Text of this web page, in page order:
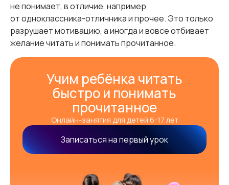
не понимает, в отличие, например,
от одноклассника-отличника и прочее. Это только
разрушает мотивацию, а иногда и вовсе отбивает
желание читать и понимать прочитанное.
Учим ребёнка читать
быстро и понимать
прочитанное
Онлайн-занятия для детей 6-17 лет
Записаться на первый урок